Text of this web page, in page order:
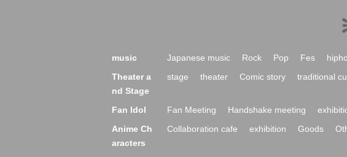
music Japanese music Rock Pop Fes
Theater a
nd Stage
stage theater Comic story traditional
Fan Idol Fan Meeting Handshake meeting
Anime Ch
aracters
Collaboration cafe exhibition Goods